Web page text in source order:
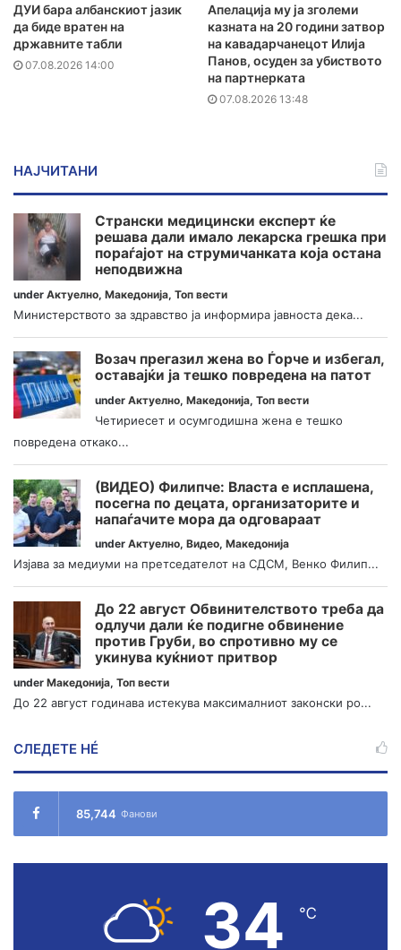
ДУИ бара албанскиот јазик
да биде вратен на
државните табли
07.08.2026 14:00
Апелација му ја зголеми
казната на 20 години затвор
на кавадарчанецот Илија
Панов, осуден за убиството
на партнерката
07.08.2026 13:48
НАЈЧИТАНИ
Странски медицински експерт ќе
решава дали имало лекарска грешка при
пораѓајот на струмичанката која остана
неподвижна
under Актуелно, Македонија, Топ вести
Министерството за здравство ја информира јавноста дека...
Возач прегазил жена во Ѓорче и избегал,
оставајќи ја тешко повредена на патот
under Актуелно, Македонија, Топ вести
Четириесет и осумгодишна жена е тешко
повредена откако...
(ВИДЕО) Филипче: Власта е исплашена,
посегна по децата, организаторите и
напаѓачите мора да одговараат
under Актуелно, Видео, Македонија
Изјава за медиуми на претседателот на СДСМ, Венко Филип...
До 22 август Обвинителството треба да
одлучи дали ќе подигне обвинение
против Груби, во спротивно му се
укинува куќниот притвор
under Македонија, Топ вести
До 22 август годинава истекува максималниот законски ро...
СЛЕДЕТЕ НÉ
85,744 Фанови
34 ℃